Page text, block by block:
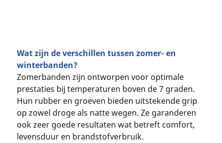
Wat zijn de verschillen tussen zomer- en
winterbanden?
Zomerbanden zijn ontworpen voor optimale
prestaties bij temperaturen boven de 7 graden.
Hun rubber en groeven bieden uitstekende grip
op zowel droge als natte wegen. Ze garanderen
ook zeer goede resultaten wat betreft comfort,
levensduur en brandstofverbruik.